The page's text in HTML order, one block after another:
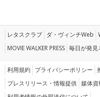
レタスクラブ ダ・ヴィンチWeb
MOVIE WALKER PRESS 毎日が発見
利用規約 プライバシーポリシー
プレスリリース・情報提供 媒体資